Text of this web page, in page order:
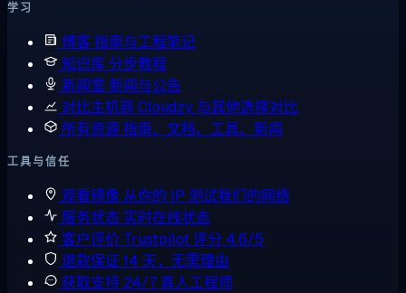
学习
博客指南与工程笔记
知识库 分步教程
新闻室 新闻与公告
对比主机商 Cloudzy 与其他选择对比
所有资源指南、文档、工具、新闻
工具与信任
观看镜像 从你的 IP 测试我们的网络
服务状态 实时在线状态
客户评价 Trustpilot 评分 4.6/5
退款保证 14 天，无需理由
获取支持 24/7 真人工程师